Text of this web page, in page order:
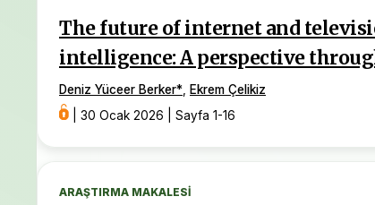
The future of internet and
intelligence: A perspective
Deniz Yüceer Berker*
Ekrem Çelikiz
30 Ocak 2026 Sayfa 1-16
ARAŞTIRMA MAKALESI